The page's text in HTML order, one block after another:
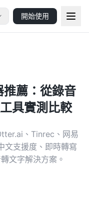
開始使用
薦：從錄音
具實測比較
、Tinrec、网易
文支援度、即時轉寫
文字解決方案。